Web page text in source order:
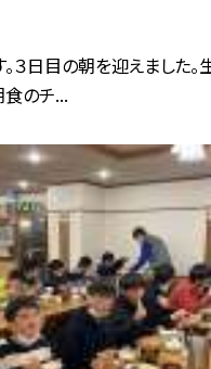
３日目の朝を迎えました。
のチ...